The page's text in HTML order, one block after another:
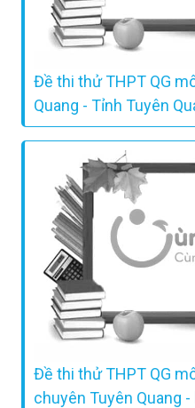
Đề thi thử THPT QG
Quang - Tỉnh Tuyên
Có lời giải chi tiết
Đề thi thử THPT QG
chuyên Tuyên Quang